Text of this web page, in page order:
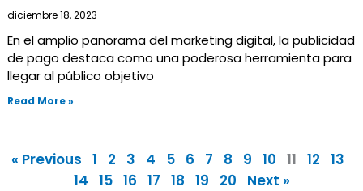
diciembre 18, 2023
En el amplio panorama del marketing digital, la publicidad
de pago destaca como una poderosa herramienta para
llegar al público objetivo
Read More »
« Previous 1 2 3 4 5 6 7 8 9 10 11 12 13
14 15 16 17 18 19 20 Next »